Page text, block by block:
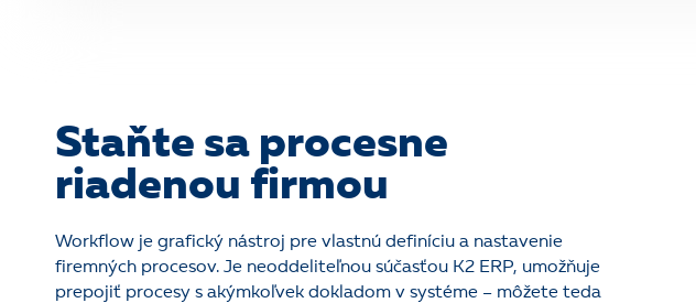
Staňte sa procesne
riadenou firmou
Workflow je grafický nástroj pre vlastnú definíciu a nastavenie
firemných procesov. Je neoddeliteľnou súčasťou K2 ERP, umožňuje
prepojiť procesy s akýmkoľvek dokladom v systéme – môžete teda